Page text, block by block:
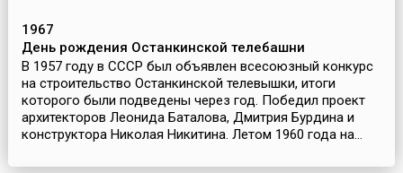
1967
День рождения Останкинской телебашни
В 1957 году в СССР был объявлен всесоюзный конкурс
на строительство Останкинской телевышки, итоги
которого были подведены через год. Победил проект
архитекторов Леонида Баталова, Дмитрия Бурдина и
конструктора Николая Никитина. Летом 1960 года на...